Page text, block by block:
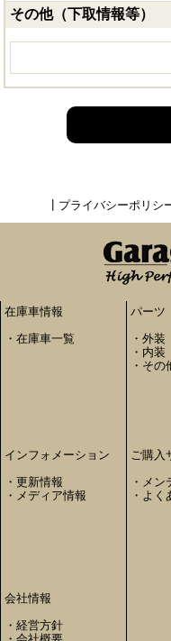
その他（下取情報等）
プライバシーポリシ
在庫車情報
・在庫車一覧
パーツ
・外装
・ 内装
・ その
インフォメーション
・更新情報
・ メディア情報
ご購入
・ メン
・ よく
会社情報
・経営方針